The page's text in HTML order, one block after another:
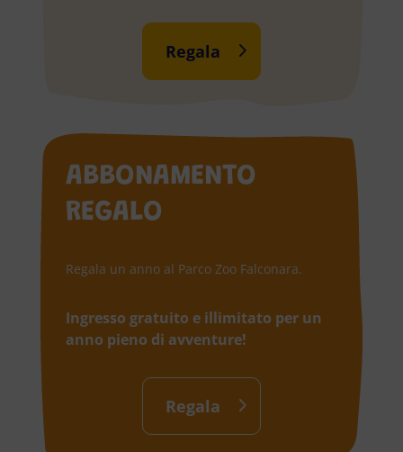
Regala
ABBONAMENTO
REGALO
Regala un anno al Parco Zoo Falconara.
Ingresso gratuito e illimitato per un
anno pieno di avventure!
Regala